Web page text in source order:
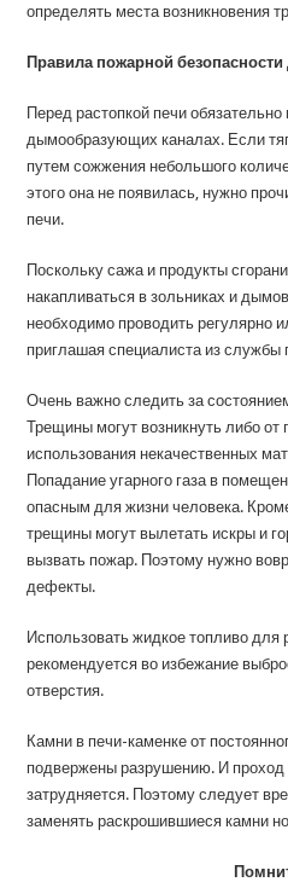
определять места возникновения
Правила пожарной безопасности
Перед растопкой печи обязательно
дымообразующих каналах. Если
путем сожжения небольшого
этого она не появилась, нужно
печи.
Поскольку сажа и продукты
накапливаться в зольниках и
необходимо проводить регулярно
приглашая специалиста из службы
Очень важно следить за
Трещины могут возникнуть либо от
использования некачественных
Попадание угарного газа в
опасным для жизни человека.
трещины могут вылетать искры и
вызвать пожар. Поэтому нужно
дефекты.
Использовать жидкое топливо для
рекомендуется во избежание
отверстия.
Камни в печи-каменке от
подвержены разрушению. И проход
затрудняется. Поэтому следует
заменять раскрошившиеся камни